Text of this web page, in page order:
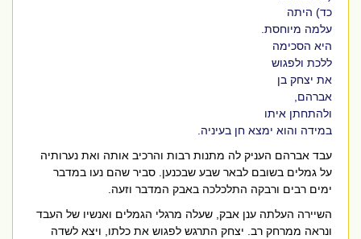
כד) היתה
עלמה מיוחסת.
היא הסכימה
ללכת ולפגוש
את יצחק בן
אברהם,
ולהתחתן איתו
במידה והוא ימצא חן בעיניה.
עבד אברהם העניק לה מתנות רבות והרכיב אותה ואת נערותיה
על גמלים בשובם לבאר שבע שבכנען. סביר שהם נעו במדבר
ימים רבים ורבקה התלכלכה באבק המדבר וזעה.
השיירה העלתה ענן אבק, שעלה מרגלי הגמלים ואנשיו של העבד
ונראה ממרחק רב. יצחק התרגש לפגוש את כלתו, ויצא לשדה